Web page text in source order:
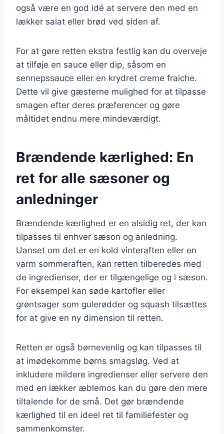
også være en god idé at servere den med en
lækker salat eller brød ved siden af.
For at gøre retten ekstra festlig kan du overveje
at tilføje en sauce eller dip, såsom en
sennepssauce eller en krydret creme fraiche.
Dette vil give gæsterne mulighed for at tilpasse
smagen efter deres præferencer og gøre
måltidet endnu mere mindeværdigt.
Brændende kærlighed: En
ret for alle sæsoner og
anledninger
Brændende kærlighed er en alsidig ret, der kan
tilpasses til enhver sæson og anledning.
Uanset om det er en kold vinteraften eller en
varm sommeraften, kan retten tilberedes med
de ingredienser, der er tilgængelige og i sæson.
For eksempel kan søde kartofler eller
grøntsager som gulerødder og squash tilsættes
for at give en ny dimension til retten.
Retten er også børnevenlig og kan tilpasses til
at imødekomme børns smagsløg. Ved at
inkludere mildere ingredienser eller servere den
med en lækker æblemos kan du gøre den mere
tiltalende for de små. Det gør brændende
kærlighed til en ideel ret til familiefester og
sammenkomster.